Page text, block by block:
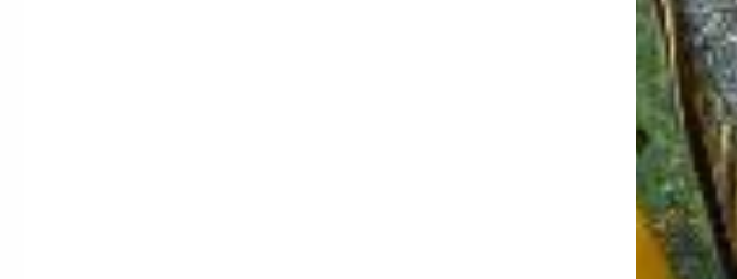
Imaginez la puissance de l’Intelligence
simplement mieux manger. Découvrez
avec
Profitez de 50% de
Recevez votre code promo sur